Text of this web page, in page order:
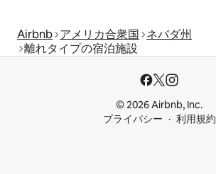
Airbnb アメリカ合衆国 ネバダ州
離れタイプの宿泊施設
© 2026 Airbnb, Inc.
プライバシー
利用規約